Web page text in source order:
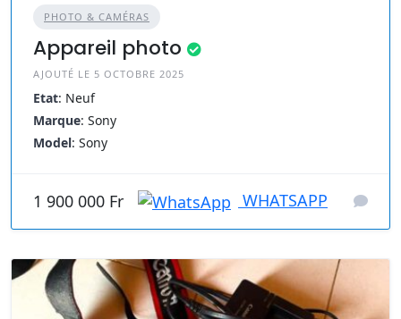
PHOTO & CAMÉRAS
Appareil photo
AJOUTÉ LE 5 OCTOBRE 2025
Etat: Neuf
Marque: Sony
Model: Sony
1 900 000 Fr WHATSAPP